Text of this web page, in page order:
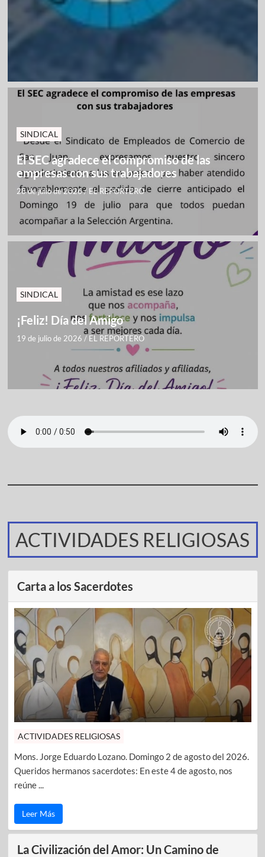
SINDICAL
El SEC agradece el compromiso de las
empresas con sus trabajadores
28 de julio de 2026/ EL REPORTERO
SINDICAL
¡Feliz! Día del Amigo
19 de julio de 2026 / EL REPORTERO
ACTIVIDADES RELIGIOSAS
Carta a los Sacerdotes
ACTIVIDADES RELIGIOSAS
Mons. Jorge Eduardo Lozano. Domingo 2 de agosto del 2026.
Queridos hermanos sacerdotes: En este 4 de agosto, nos
reúne ...
Leer Más
La Civilización del Amor: Un Camino de